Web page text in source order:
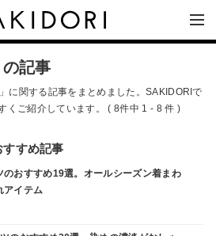
の記事
に関する記事をまとめました。SAKIDORIで
くご紹介しています。 ( 8件中 1 - 8 件 )
すすめ記事
のおすすめ19選。オールシーズン着まわ
アイテム